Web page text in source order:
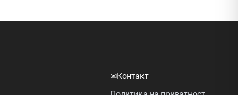
✉Контакт